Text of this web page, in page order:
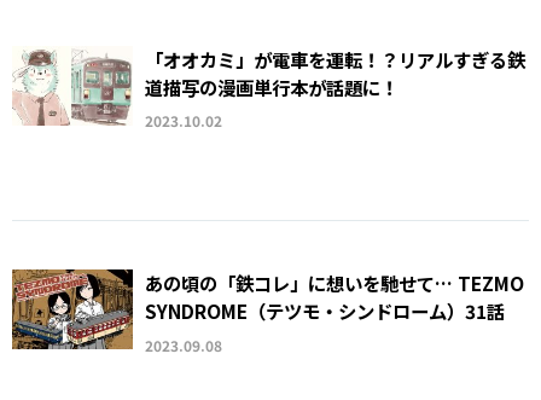
「オオカミ」が電車を運転！？リアルすぎる鉄
道描写の漫画単行本が話題に！
2023.10.02
あの頃の「鉄コレ」に想いを馳せて… TEZMO
SYNDROME（テツモ・シンドローム）31話
2023.09.08